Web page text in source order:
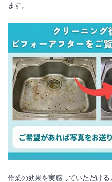
ます。
作業の効果を実感していただける